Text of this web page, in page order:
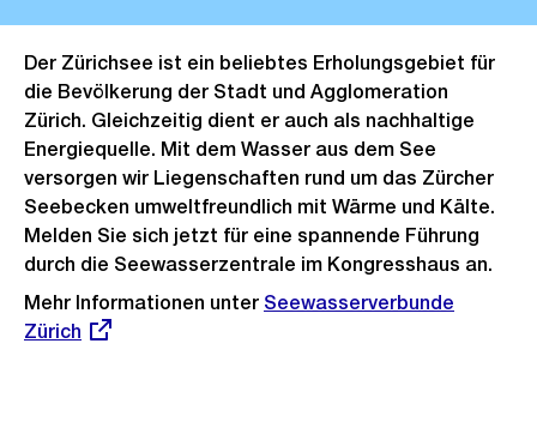
Der Zürichsee ist ein beliebtes Erholungsgebiet für
die Bevölkerung der Stadt und Agglomeration
Zürich. Gleichzeitig dient er auch als nachhaltige
Energiequelle. Mit dem Wasser aus dem See
versorgen wir Liegenschaften rund um das Zürcher
Seebecken umweltfreundlich mit Wärme und Kälte.
Melden Sie sich jetzt für eine spannende Führung
durch die Seewasserzentrale im Kongresshaus an.
Mehr Informationen unter Externer
Seewasserverbunde
Zürich